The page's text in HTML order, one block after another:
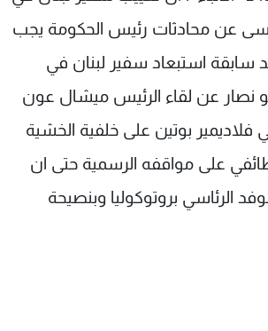
عن محادثات رئيس الحكومة يجب
سابقة استبعاد سفير لبنان في
عن لقاء الرئيس ميشال عون
بوتين على خلفية الخشية
على مواقفه الرسمية حتى ان
الرئاسي بروتوكوليا وبنصيحة
وظائف
تواصل معنا
شروط الإسـتخدام
سياسة الخصوصية